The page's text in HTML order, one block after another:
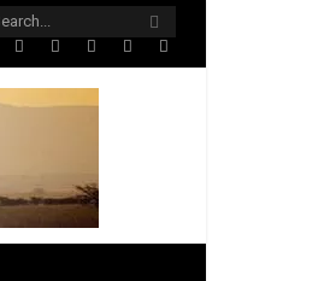
Twitter FacebookLinkedInPinterest